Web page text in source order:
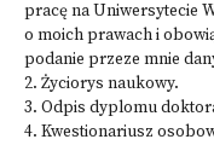
pracę na Uniwersytecie
o moich prawach i
podanie przeze mnie
2. Życiorys naukowy.
3. Odpis dyplomu
4. Kwestionariusz